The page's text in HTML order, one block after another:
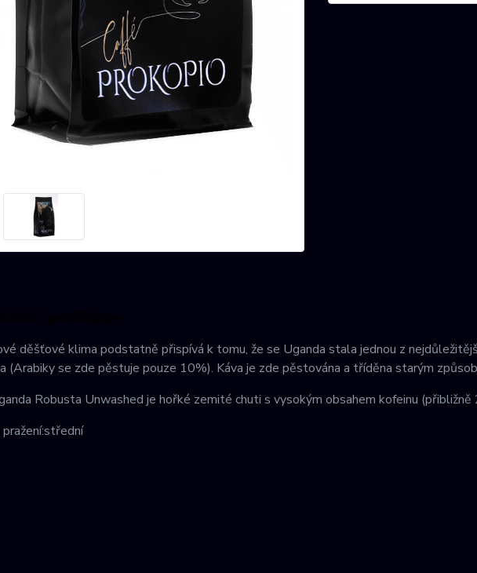
děšťové klima podstatně přispívá k tomu, že se Uganda stala jednou z
(Arabiky se zde pěstuje pouze 10%). Káva je zde pěstována a tříděna starým
Robusta Unwashed je hořké zemité chuti s vysokým obsahem kofeinu (přibližně